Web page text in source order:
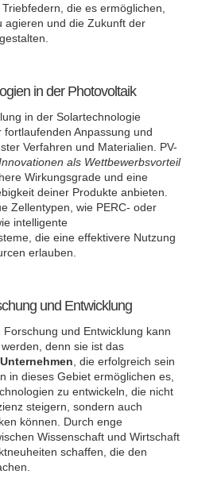
die es ermöglichen,
agieren und die Zukunft der
in der Photovoltaik
in der Solartechnologie
Anpassung und
Verfahren und Materialien. PV-
als Wettbewerbsvorteil
Wirkungsgrade und eine
deiner Produkte anbieten.
Zellentypen, wie PERC- oder
intelligente
die eine effektivere Nutzung
erlauben.
und Entwicklung
Forschung und Entwicklung kann
denn sie ist das
Unternehmen , die erfolgreich sein
in dieses Gebiet ermöglichen es,
zu entwickeln, die nicht
steigern, sondern auch
können. Durch enge
Wissenschaft und Wirtschaft
schaffen, die den